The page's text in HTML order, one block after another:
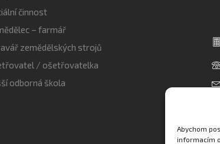
Abychom
informacím
činnost
– farmář
zemědělských strojů
/ ošetřovatelka
odborná škola